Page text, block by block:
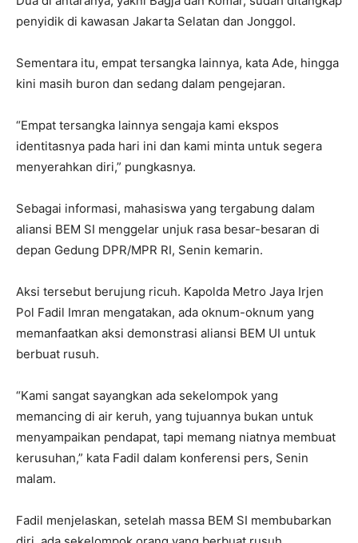
penyidik di kawasan Jakarta Selatan dan Jonggol.
Sementara itu, empat tersangka lainnya, kata Ade, hingga
kini masih buron dan sedang dalam pengejaran.
“Empat tersangka lainnya sengaja kami ekspos
identitasnya pada hari ini dan kami minta untuk segera
menyerahkan diri,” pungkasnya.
Sebagai informasi, mahasiswa yang tergabung dalam
aliansi BEM SI menggelar unjuk rasa besar-besaran di
depan Gedung DPR/MPR RI, Senin kemarin.
Aksi tersebut berujung ricuh. Kapolda Metro Jaya Irjen
Pol Fadil Imran mengatakan, ada oknum-oknum yang
memanfaatkan aksi demonstrasi aliansi BEM UI untuk
berbuat rusuh.
“Kami sangat sayangkan ada sekelompok yang
memancing di air keruh, yang tujuannya bukan untuk
menyampaikan pendapat, tapi memang niatnya membuat
kerusuhan,” kata Fadil dalam konferensi pers, Senin
malam.
Fadil menjelaskan, setelah massa BEM SI membubarkan